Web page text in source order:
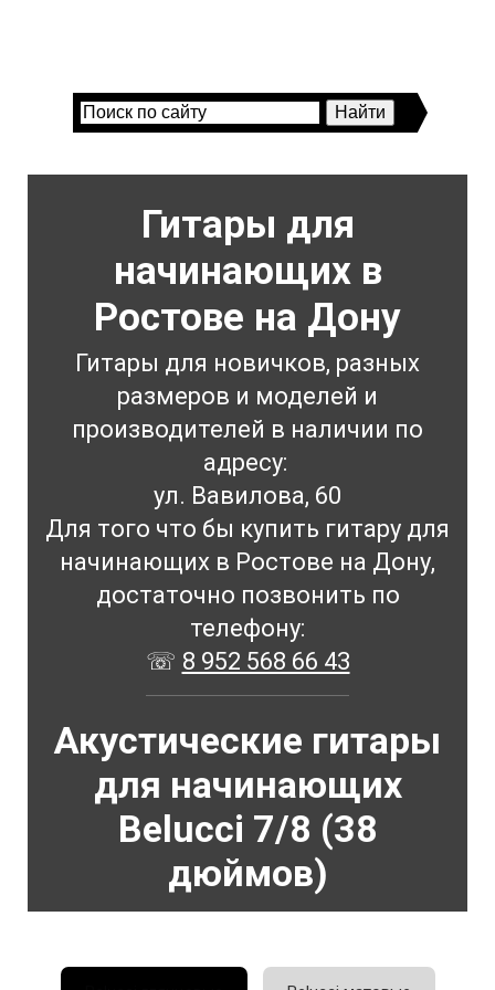
Гитары для
начинающих в
Ростове на Дону
Гитары для новичков, разных
размеров и моделей и
производителей в наличии по
адресу:
ул. Вавилова, 60
Для того что бы купить гитару для
начинающих в Ростове на Дону,
достаточно позвонить по
телефону:
☏ 8 952 568 66 43
Акустические гитары
для начинающих
Belucci 7/8 (38
дюймов)